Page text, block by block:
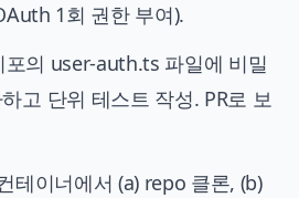
1회 권한 부여).
포의 user-auth.ts 파일에 비밀
고 단위 테스트 작성. PR로 보
테이너에서 (a) repo 클론, (b)